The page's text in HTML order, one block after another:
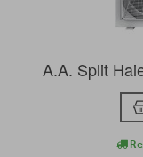
A.A. Split